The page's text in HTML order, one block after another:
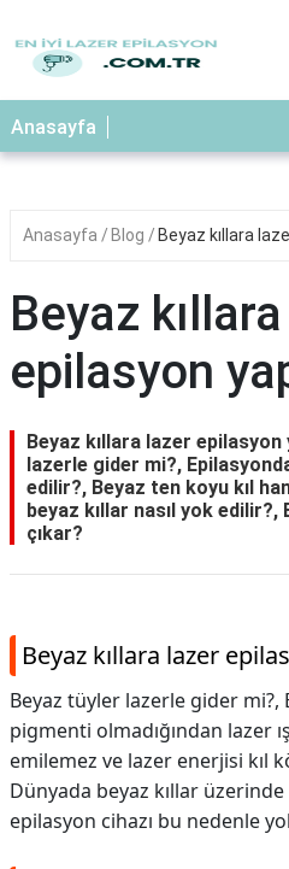
Anasayfa
Anasayfa Blog Beyaz kıllara
Beyaz
epilasyon
Beyaz kıllara lazer epilasyon
lazerle gider mi?,
edilir?, Beyaz ten koyu kıl
beyaz kıllar nasıl yok edilir?,
çıkar?
Beyaz kıllara lazer
Beyaz tüyler lazerle gider mi?,
pigmenti olmadığından lazer
emilemez ve lazer enerjisi kıl
Dünyada beyaz kıllar
epilasyon cihazı bu nedenle